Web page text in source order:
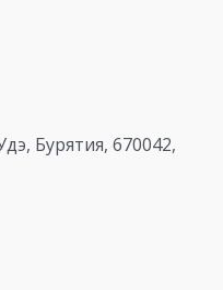
Бурятия, 670042,